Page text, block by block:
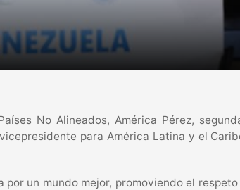
No Alineados, América Pérez,
para América Latina y el
un mundo mejor, promoviendo el